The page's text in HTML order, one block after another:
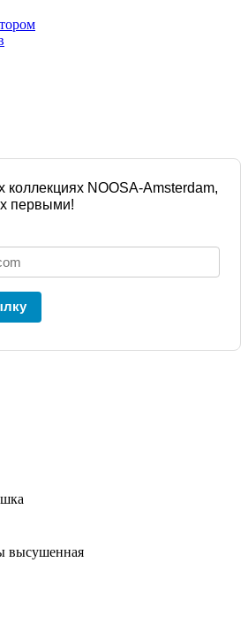
коллекциях NOOSA-Amsterdam,
первыми!
высушенная